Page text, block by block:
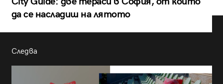
да се насладиш на лятото
Следва